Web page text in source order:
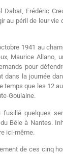
Dabat, Frédéric
au péril de leur
1941 au
Maurice Allano,
pour
dans la journée
temps que les 12
Goulaine.
quelques
Bêle à Nantes.
ici-même.
de ces cinq